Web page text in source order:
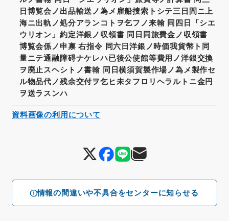
情報の間違いや不具合をセンターに知らせる
日博覧会ノ出品輸送ノ為メ雇船捜索トシテ三日間ニ上
海ニ出軌ノ処分アランコトヲ乞フノ来翰 同四日「シエ
ウリオン」約定洋銀ノ収領書 同日同旅費金ノ収領書
博覧会係ノ申禀 右指令 同六日洋銀ノ時価我貨幣ト同
量ニテ通融障碍ナケレハ已後公使館等費用ノ洋銀交換
ヲ廃止スヘシトノ書翰 同日横須賀製作場ノ為メ製作セ
ル物品代ノ残余交付ヲ乞ヒ未タフロリヘラルトニ金円
ヲ送ラスンハ
資料画像の利用について